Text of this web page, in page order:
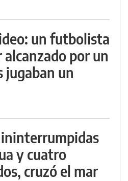
un futbolista
por un
jugaban un
ininterrumpidas
y cuatro
cruzó el mar